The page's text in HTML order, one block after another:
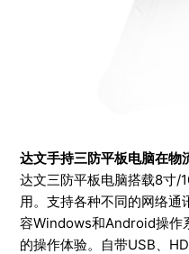
达文手持三防平板电脑在物
达文三防平板电脑搭载8寸/
用。支持各种不同的网络
容Windows和Android操作
的操作体验。自带USB、